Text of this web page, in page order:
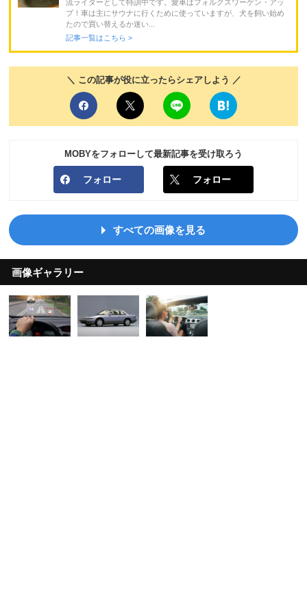
流ライターとして特訓中です。愛車はフォルクスワーゲン・アッ
プ！車は主にサウナに行くために使っていますが、犬を飼い始め
たので買い替えるか迷い...
記事一覧はこちら >
＼ この記事が役に立ったらシェアしよう ／
MOBYをフォローして最新記事を受け取ろう
フォロー フォロー
すべての画像を見る
画像ギャラリー